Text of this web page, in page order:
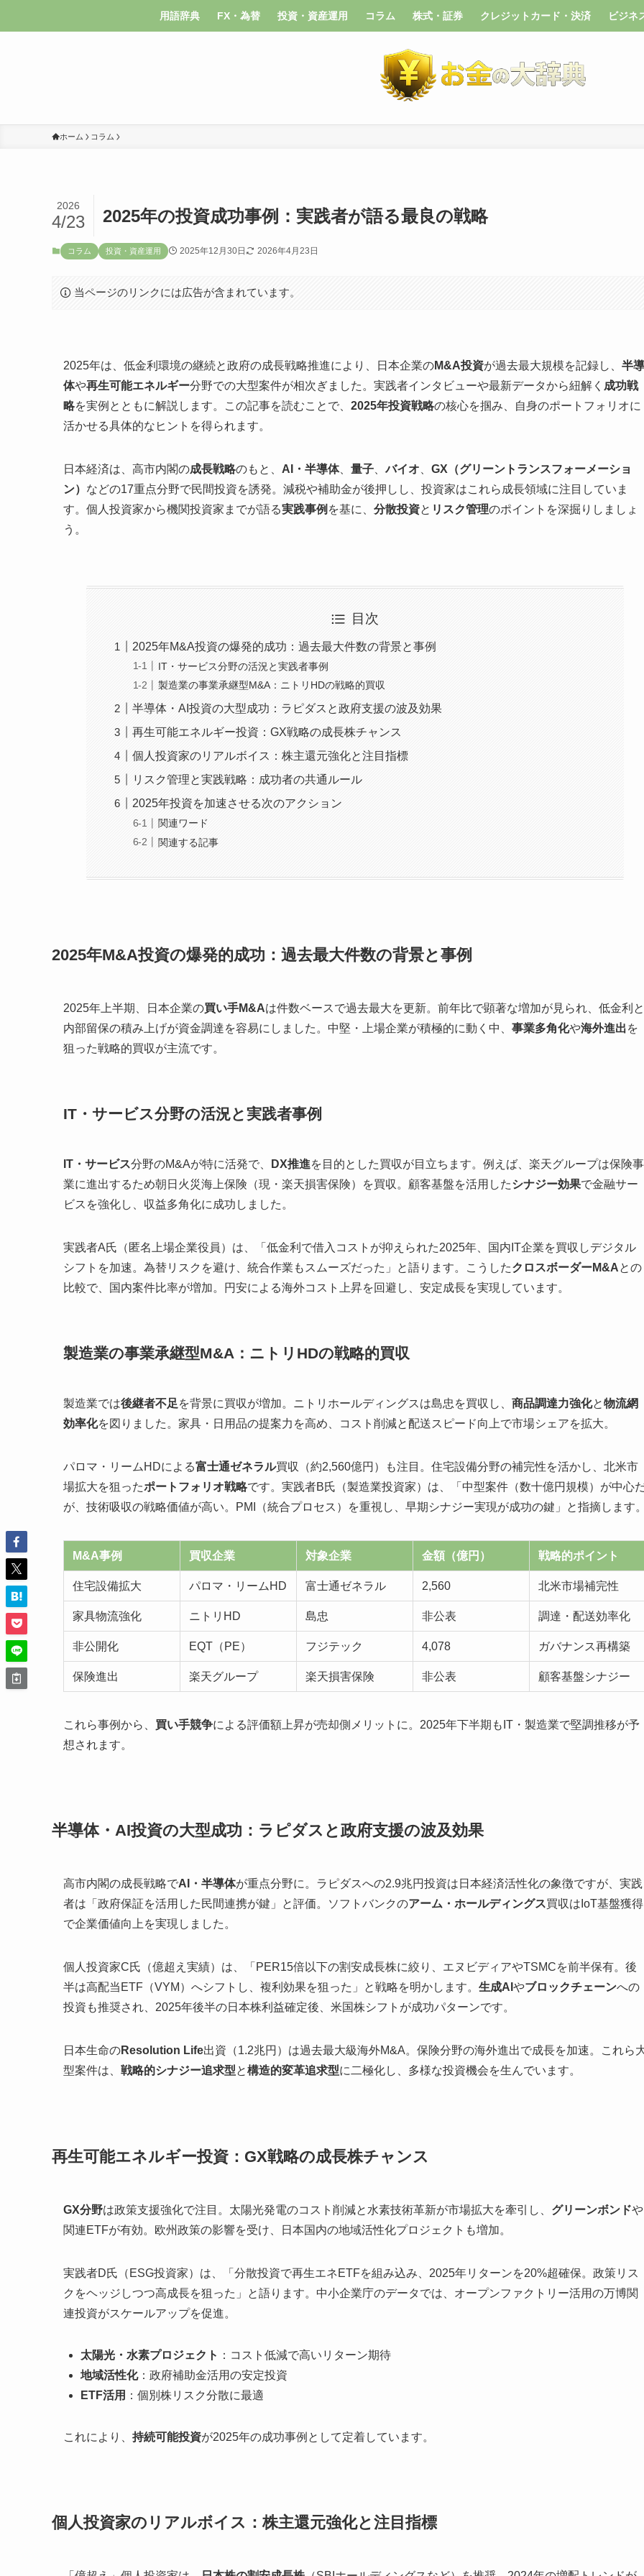
用語辞典 FX・為替 投資・資産運用 コラム 株式・証券 クレジットカード・決済 ビジネ
ホーム コラム
2025年の投資成功事例：実践者が語る最良の戦略
2026
4/23
コラム 投資・資産運用 2025年12月30日 2026年4月23日
当ページのリンクには広告が含まれています。
2025年は、低金利環境の継続と政府の成長戦略推進により、日本企業のM&A投資が過去最大規模を記録し、 半導
体や再生可能エネルギー分野での大型案件が相次ぎました。実践者インタビューや最新データから紐解く 成功戦
略を実例とともに解説します。この記事を読むことで、 2025年投資戦略の核心を掴み、自身のポートフォリオに
活かせる具体的なヒントを得られます。
日本経済は、高市内閣の成長戦略のもと、 AI・半導体、 量子 、バイオ
GX（グリーントランスフォーメーショ
ン） などの17重点分野で民間投資を誘発。減税や補助金が後押しし、投資家はこれら成長領域に注目していま
す。個人投資家から機関投資家までが語る実践事例 を基に、 分散投資と リスク管理のポイントを深掘りしましょ
う。
目次
2025年M&A投資の爆発的成功：過去最大件数の背景と事例
IT・サービス分野の活況と実践者事例
製造業の事業承継型M&A：ニトリHDの戦略的買収
半導体・AI投資の大型成功：ラピダスと政府支援の波及効果
再生可能エネルギー投資：GX戦略の成長株チャンス
個人投資家のリアルボイス：株主還元強化と注目指標
リスク管理と実践戦略：成功者の共通ルール
2025年投資を加速させる次のアクション
関連ワード
関連する記事
2025年M&A投資の爆発的成功：過去最大件数の背景と事例
2025年上半期、日本企業の買い手M&Aは件数ベースで過去最大を更新。前年比で顕著な増加が見られ、低金利と
内部留保の積み上げが資金調達を容易にしました。中堅・上場企業が積極的に動く中、 事業多角化や海外進出を
狙った戦略的買収が主流です。
IT・サービス分野の活況と実践者事例
IT・サービス分野のM&Aが特に活発で、 DX推進を目的とした買収が目立ちます。例えば、楽天グループは保険事
業に進出するため朝日火災海上保険（現・楽天損害保険）を買収。顧客基盤を活用したシナジー効果で金融サー
ビスを強化し、収益多角化に成功しました。
実践者A氏（匿名上場企業役員）は、「低金利で借入コストが抑えられた2025年、国内IT企業を買収しデジタル
シフトを加速。為替リスクを避け、統合作業もスムーズだった」と語ります。こうしたクロスボーダーM&Aとの
比較で、国内案件比率が増加。円安による海外コスト上昇を回避し、安定成長を実現しています。
製造業の事業承継型M&A：ニトリHDの戦略的買収
製造業では後継者不足 を背景に買収が増加。ニトリホールディングスは島忠を買収し、 商品調達力強化と物流網
効率化を図りました。家具・日用品の提案力を高め、コスト削減と配送スピード向上で市場シェアを拡大。
パロマ・リームHDによる富士通ゼネラル買収（約2,560億円）も注目。住宅設備分野の補完性を活かし、北米市
場拡大を狙ったポートフォリオ戦略です。実践者B氏（製造業投資家）は、「中型案件（数十億円規模）が中心
が、技術吸収の戦略価値が高い。PMI（統合プロセス）を重視し、早期シナジー実現が成功の鍵」と指摘します
M&A事例 買収企業 対象企業 金額（億円） 戦略的ポイント
住宅設備拡大 パロマ・リームHD 富士通ゼネラル 2,560 北米市場補完性
家具物流強化 ニトリHD 島忠 非公表 調達・配送効率化
非公開化 EQT（PE） フジテック 4,078 ガバナンス再構築
保険進出 楽天グループ 楽天損害保険 非公表 顧客基盤シナジー
これら事例から、 買い手競争による評価額上昇が売却側メリットに。2025年下半期もIT・製造業で堅調推移が予
想されます。
半導体・AI投資の大型成功：ラピダスと政府支援の波及効果
高市内閣の成長戦略でAI・半導体が重点分野に。ラピダスへの2.9兆円投資は日本経済活性化の象徴ですが、実践
者は「政府保証を活用した民間連携が鍵」と評価。ソフトバンクのアーム・ホールディングス買収はIoT基盤獲得
で企業価値向上を実現しました。
個人投資家C氏（億超え実績）は、「PER15倍以下の割安成長株に絞り、エヌビディアやTSMCを前半保有。後
半は高配当ETF（VYM）へシフトし、複利効果を狙った」と戦略を明かします。 生成AI やブロックチェーンへの
投資も推奨され、2025年後半の日本株利益確定後、米国株シフトが成功パターンです。
日本生命のResolution Life出資（1.2兆円）は過去最大級海外M&A。保険分野の海外進出で成長を加速。これら
型案件は、 戦略的シナジー追求型と構造的変革追求型に二極化し、多様な投資機会を生んでいます。
再生可能エネルギー投資：GX戦略の成長株チャンス
GX分野は政策支援強化で注目。太陽光発電のコスト削減と水素技術革新が市場拡大を牽引し、 グリーンボンドや
関連ETFが有効。欧州政策の影響を受け、日本国内の地域活性化プロジェクトも増加。
実践者D氏（ESG投資家）は、「分散投資で再生エネETFを組み込み、2025年リターンを20%超確保。政策リス
クをヘッジしつつ高成長を狙った」と語ります。中小企業庁のデータでは、オープンファクトリー活用の万博関
連投資がスケールアップを促進。
太陽光・水素プロジェクト ：コスト低減で高いリターン期待
地域活性化：政府補助金活用の安定投資
ETF活用 ：個別株リスク分散に最適
これにより、 持続可能投資が2025年の成功事例として定着しています。
個人投資家のリアルボイス：株主還元強化と注目指標